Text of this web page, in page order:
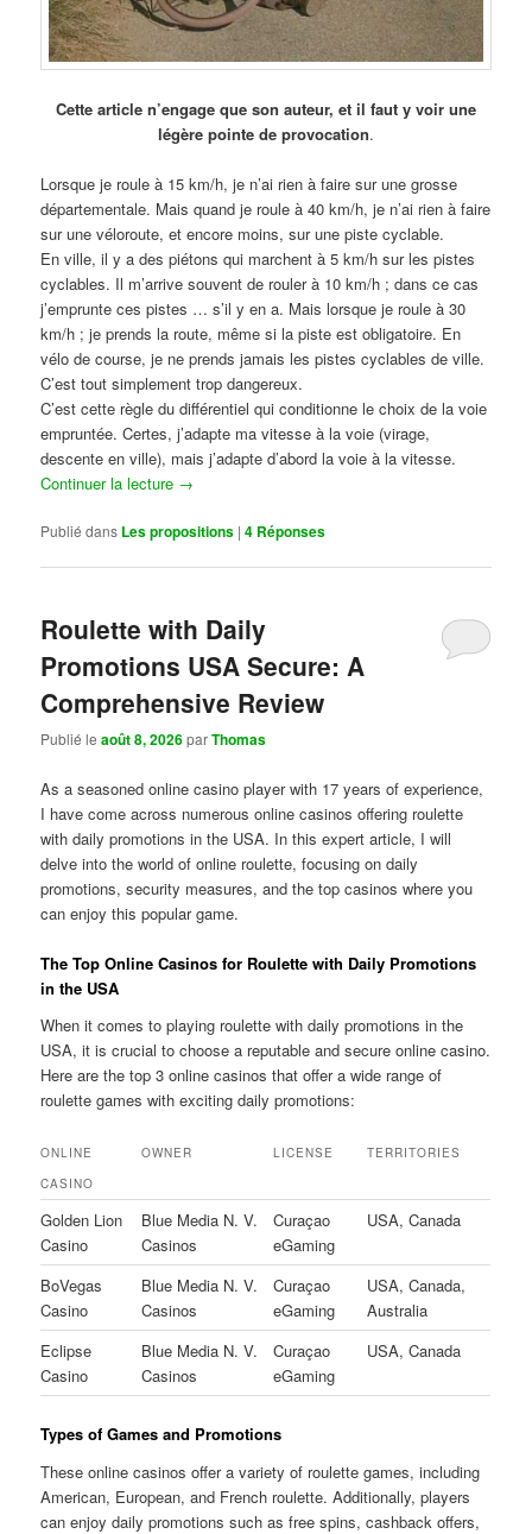
Cette article n’engage que son auteur, et il faut y voir une
légère pointe de provocation.
Lorsque je roule à 15 km/h, je n’ai rien à faire sur une grosse
départementale. Mais quand je roule à 40 km/h, je n’ai rien à faire
sur une véloroute, et encore moins, sur une piste cyclable.
En ville, il y a des piétons qui marchent à 5 km/h sur les pistes
cyclables. Il m’arrive souvent de rouler à 10 km/h ; dans ce cas
j’emprunte ces pistes … s’il y en a. Mais lorsque je roule à 30
km/h ; je prends la route, même si la piste est obligatoire. En
vélo de course, je ne prends jamais les pistes cyclables de ville.
C’est tout simplement trop dangereux.
C’est cette règle du différentiel qui conditionne le choix de la voie
empruntée. Certes, j’adapte ma vitesse à la voie (virage,
descente en ville), mais j’adapte d’abord la voie à la vitesse.
Continuer la lecture →
Publié dans Les propositions |4 Réponses
Roulette with Daily
Promotions USA Secure: A
Comprehensive Review
Publié leaoût 8, 2026parThomas
As a seasoned online casino player with 17 years of experience,
I have come across numerous online casinos offering roulette
with daily promotions in the USA. In this expert article, I will
delve into the world of online roulette, focusing on daily
promotions, security measures, and the top casinos where you
can enjoy this popular game.
The Top Online Casinos for Roulette with Daily Promotions
in the USA
When it comes to playing roulette with daily promotions in the
USA, it is crucial to choose a reputable and secure online casino.
Here are the top 3 online casinos that offer a wide range of
roulette games with exciting daily promotions:
ONLINE
CASINO
OWNER LICENSE TERRITORIES
Golden Lion
Casino
Blue Media N. V.
Casinos
Curaçao
eGaming
USA, Canada
BoVegas
Casino
Blue Media N. V.
Casinos
Curaçao
eGaming
USA, Canada,
Australia
Eclipse
Casino
Blue Media N. V.
Casinos
Curaçao
eGaming
USA, Canada
Types of Games and Promotions
These online casinos offer a variety of roulette games, including
American, European, and French roulette. Additionally, players
can enjoy daily promotions such as free spins, cashback offers,